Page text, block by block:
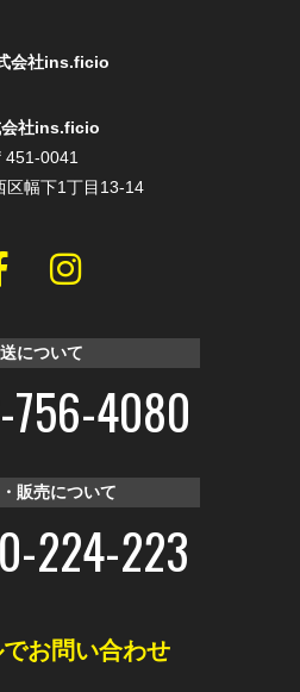
会社ins.ficio
451-0041
区幅下1丁目13-14
について
756-4080
販売について
224-223
でお問い合わせ